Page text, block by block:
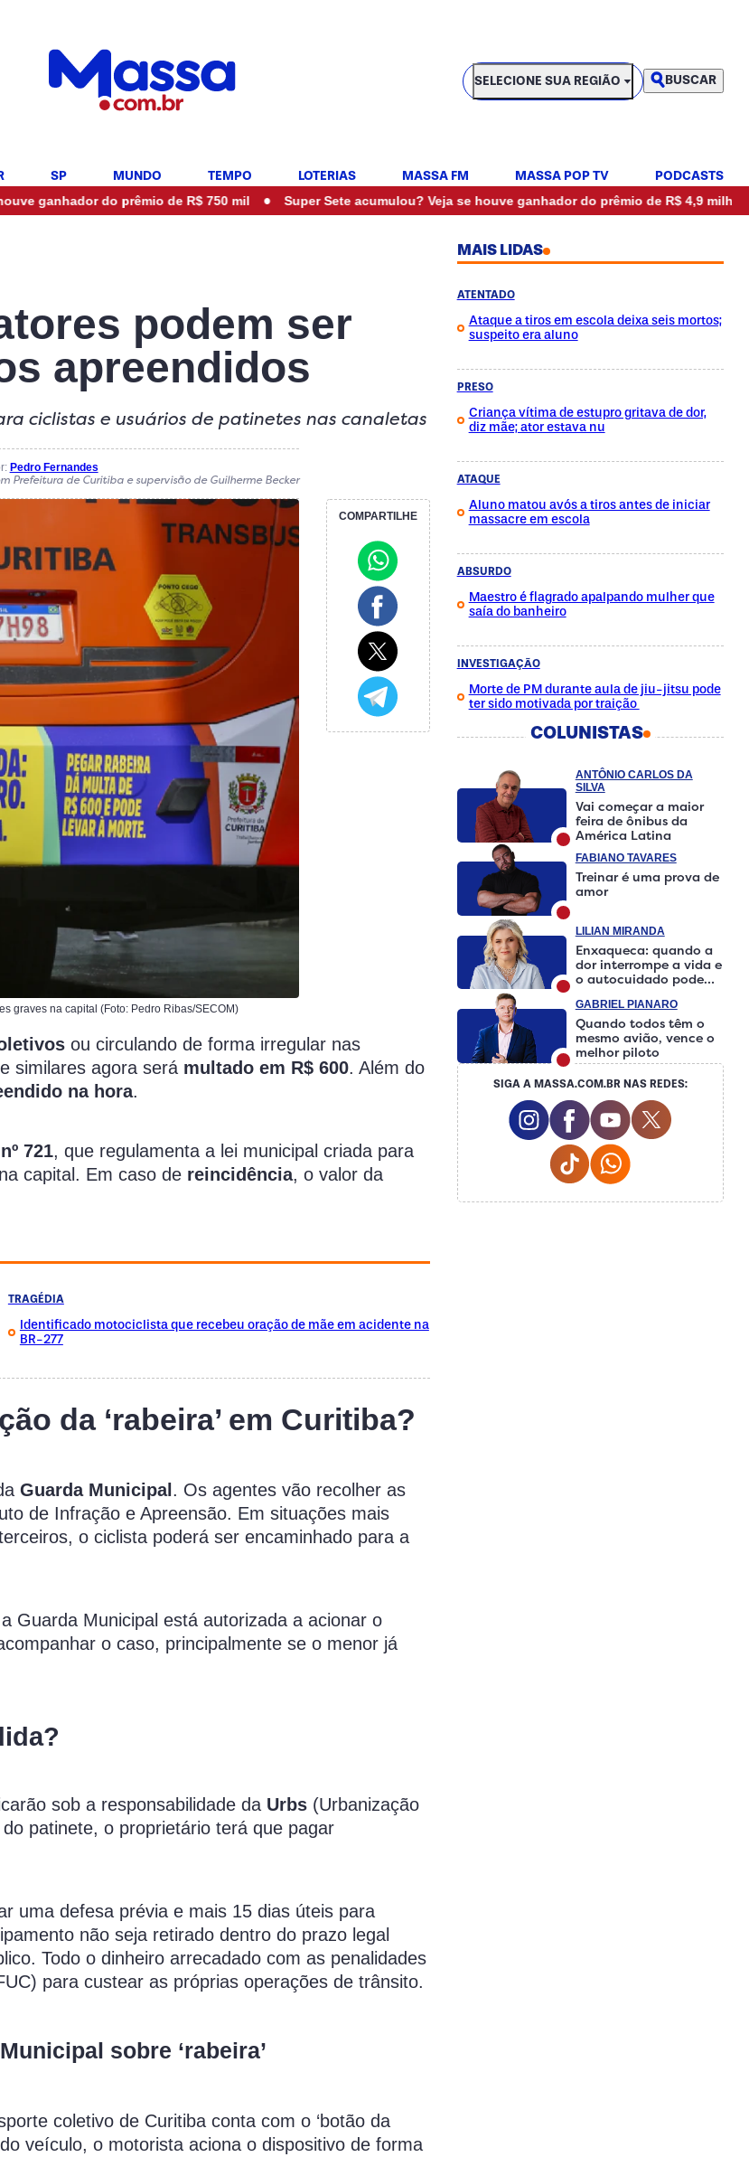
SELECIONE SUA REGIÃO
SELECIONE SUA REGIÃO BUSCAR
SP MUNDO TEMPO LOTERIAS MASSA FM MASSA POP TV PODCASTS
do prêmio de R$ 750 mil • Super Sete acumulou? Veja se houve ganhador do prêmio de R$ 4,9 milhões •
podem ser
apreendidos
ciclistas e usuários de patinetes nas canaletas
Pedro Fernandes
Prefeitura de Curitiba e supervisão de Guilherme Becker
graves na capital (Foto: Pedro Ribas/SECOM)
COMPARTILHE
ou circulando de forma irregular nas
similares agora será multado em R$ 600. Além do
na hora.
721, que regulamenta a lei municipal criada para
capital. Em caso de reincidência, o valor da
TRAGÉDIA
Identificado motociclista que recebeu oração de mãe em acidente na
BR-277
da ‘rabeira’ em Curitiba?
Guarda Municipal . Os agentes vão recolher as
de Infração e Apreensão. Em situações mais
o ciclista poderá ser encaminhado para a
Guarda Municipal está autorizada a acionar o
o caso, principalmente se o menor já
sob a responsabilidade da Urbs (Urbanização
patinete, o proprietário terá que pagar
uma defesa prévia e mais 15 dias úteis para
não seja retirado dentro do prazo legal
Todo o dinheiro arrecadado com as penalidades
para custear as próprias operações de trânsito.
sobre ‘rabeira’
coletivo de Curitiba conta com o ‘botão da
veículo, o motorista aciona o dispositivo de forma
MAIS LIDAS
ATENTADO
Ataque a tiros em escola deixa seis mortos;
suspeito era aluno
PRESO
Criança vítima de estupro gritava de dor,
diz mãe; ator estava nu
ATAQUE
Aluno matou avós a tiros antes de iniciar
massacre em escola
ABSURDO
Maestro é flagrado apalpando mulher que
saía do banheiro
INVESTIGAÇÃO
Morte de PM durante aula de jiu-jitsu pode
ter sido motivada por traição
COLUNISTAS
ANTÔNIO CARLOS DA
SILVA
Vai começar a maior
feira de ônibus da
América Latina
FABIANO TAVARES
Treinar é uma prova de
amor
LILIAN MIRANDA
Enxaqueca: quando a
dor interrompe a vida e
o autocuidado pode
GABRIEL PIANARO
Quando todos têm o
mesmo avião, vence o
melhor piloto
SIGA A MASSA.COM.BR NAS REDES:
Instagram Social Media
Facebook Social Media
Youtube Social
Twitter
Tiktok Social Media
Whatsapp Social